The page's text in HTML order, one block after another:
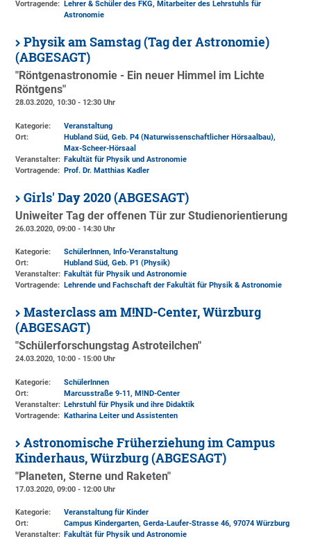
Vortragende:
Lehrer & Schüler des FKG, Mitarbeiter des Lehrstuhls für
Astronomie
Physik am Samstag (Tag der Astronomie)
(ABGESAGT)
"Röntgenastronomie - Ein neuer Himmel im Lichte
Röntgens"
28.03.2020, 10:30 - 12:30 Uhr
Kategorie:
Veranstaltung
Ort:
Hubland Süd, Geb. P4 (Naturwissenschaftlicher Hörsaalbau),
Max-Scheer-Hörsaal
Veranstalter: Fakultät für Physik und Astronomie
Vortragende: Prof. Dr. Matthias Kadler
Girls' Day 2020 (ABGESAGT)
Uniweiter Tag der offenen Tür zur Studienorientierung
26.03.2020, 09:00 - 14:30 Uhr
Kategorie:
SchülerInnen, Info-Veranstaltung
Ort:
Hubland Süd, Geb. P1 (Physik)
Veranstalter: Fakultät für Physik und Astronomie
Vortragende:
Lehrende und Fachschaft der Fakultät für Physik & Astronomie
Masterclass am M!ND-Center, Würzburg
(ABGESAGT)
"Schülerforschungstag Astroteilchen"
24.03.2020, 10:00 - 15:00 Uhr
Kategorie:
SchülerInnen
Ort:
Marcusstraße 9-11, M!ND-Center
Veranstalter: Lehrstuhl für Physik und ihre Didaktik
Vortragende: Katharina Leiter und Assistenten
Astronomische Früherziehung im Campus
Kinderhaus, Würzburg (ABGESAGT)
"Planeten, Sterne und Raketen"
17.03.2020, 09:00 - 12:00 Uhr
Kategorie:
Veranstaltung für Kinder
Ort:
Campus Kindergarten, Gerda-Laufer-Strasse 46, 97074 Würzburg
Veranstalter: Fakultät für Physik und Astronomie